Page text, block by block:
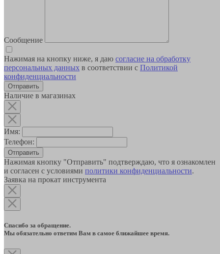
Сообщение
Нажимая на кнопку ниже, я даю согласие на обработку
персональных данных в соответствии с Политикой
конфиденциальности
Наличие в магазинах
Имя:
Телефон:
Отправить
Нажимая кнопку "Отправить" подтверждаю, что я ознакомлен
и согласен с условиями политики конфиденциальности.
Заявка на прокат инструмента
Спасибо за обращение.
Мы обязательно ответим Вам в самое ближайшее время.